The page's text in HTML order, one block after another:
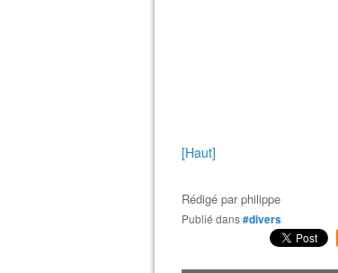
[Haut]
Rédigé parphilippe
Publié dans#divers